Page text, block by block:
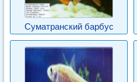
Суматранский барбус